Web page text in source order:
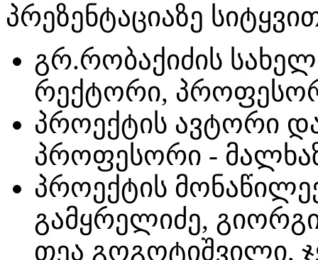
პრეზენტაციაზე
გრ.რობაქიძის
რექტორი,
პროექტის ავტორი
პროფესორი -
პროექტის
გამყრელიძე,
თეა გოგოტიშვილი,